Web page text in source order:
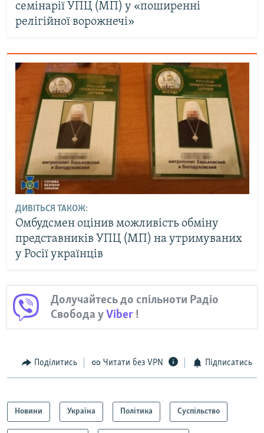
семінарії УПЦ (МП) у «поширенні
релігійної ворожнечі»
ДИВІТЬСЯ ТАКОЖ:
Омбудсмен оцінив можливість обміну
представників УПЦ (МП) на утримуваних
у Росії українців
Долучайтесь до спільноти Радіо
Свобода уViber !
Поділитись Читати без VPN Підписатись
Новини Україна Політика Суспільство